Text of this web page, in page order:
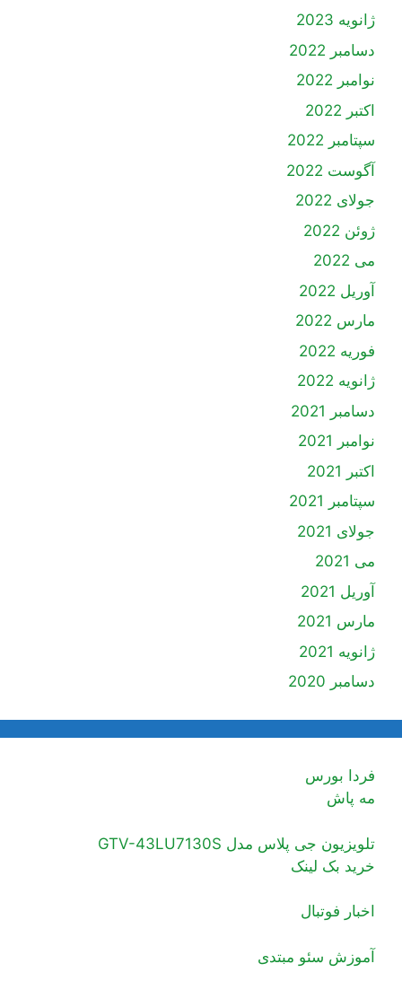
ژانویه 2023
دسامبر 2022
نوامبر 2022
اکتبر 2022
سپتامبر 2022
آگوست 2022
جولای 2022
ژوئن 2022
می 2022
آوریل 2022
مارس 2022
فوریه 2022
ژانویه 2022
دسامبر 2021
نوامبر 2021
اکتبر 2021
سپتامبر 2021
جولای 2021
می 2021
آوریل 2021
مارس 2021
ژانویه 2021
دسامبر 2020
فردا بورس
مه پاش
تلویزیون جی پلاس مدل GTV-43LU7130S
خرید بک لینک
اخبار فوتبال
آموزش سئو مبتدی